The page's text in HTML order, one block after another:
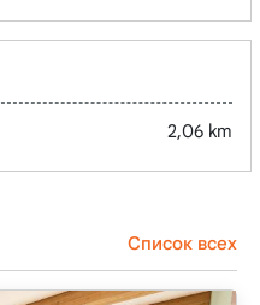
2,06 km
Список всех